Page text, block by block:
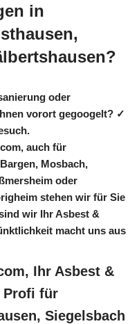
in
oder
vorort gegoogelt? ✓
auch für
Mosbach,
oder
stehen wir für Sie
wir Ihr Asbest &
macht uns aus
Ihr Asbest &
Profi für
Siegelsbach